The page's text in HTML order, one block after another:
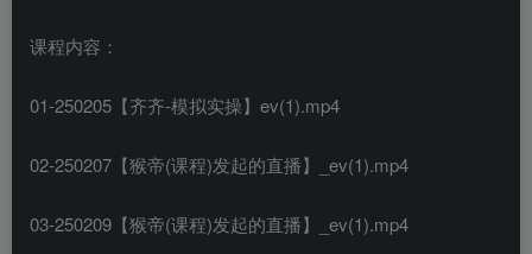
课程内容：
01-250205【齐齐-模拟实操】ev(1).mp4
02-250207【猴帝(课程)发起的直播】_ev(1).mp4
03-250209【猴帝(课程)发起的直播】_ev(1).mp4